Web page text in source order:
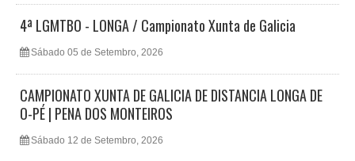
4ª LGMTBO - LONGA / Campionato Xunta de Galicia
Sábado 05 de Setembro, 2026
CAMPIONATO XUNTA DE GALICIA DE DISTANCIA LONGA DE
O-PÉ | PENA DOS MONTEIROS
Sábado 12 de Setembro, 2026